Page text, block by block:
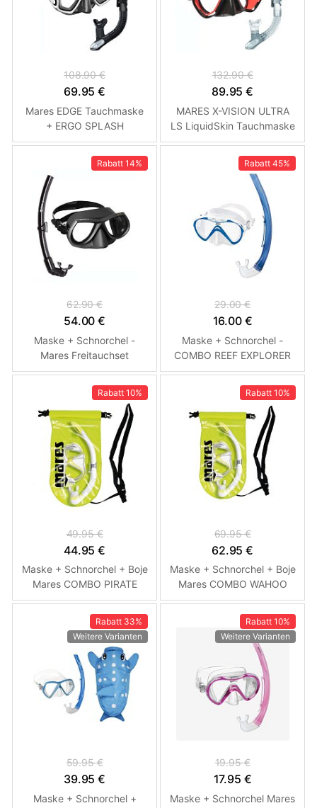
108.90 €
69.95 €
Mares EDGE Tauchmaske
+ ERGO SPLASH
Trockenschnorchel Černá /
Bílá
132.90 €
89.95 €
MARES X-VISION ULTRA
LS LiquidSkin Tauchmaske
+ ERGO DRY
Trockenschnorchel (Klar)
Černá - Červená
Rabatt 14%
62.90 €
54.00 €
Maske + Schnorchel -
Mares Freitauchset
Rabatt 45%
29.00 €
16.00 €
Maske + Schnorchel -
COMBO REEF EXPLORER
JR. ZOGGS – Kinder
Rabatt 10%
49.95 €
44.95 €
Maske + Schnorchel + Boje
Mares COMBO PIRATE
NEON - Schnorchelset mit
Boje - Kinderset
Rabatt 10%
69.95 €
62.95 €
Maske + Schnorchel + Boje
Mares COMBO WAHOO
NEON - Schnorchelset mit
Boje
Rabatt 33%
Weitere Varianten
59.95 €
39.95 €
Maske + Schnorchel +
Rabatt 10%
Weitere Varianten
19.95 €
17.95 €
Maske + Schnorchel Mares